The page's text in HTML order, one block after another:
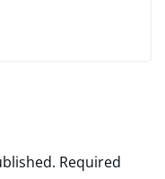
Required